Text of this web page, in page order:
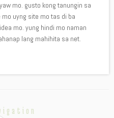
mo. gusto kong tanungin sa
uyng site mo tas di ba
mo. yung hindi mo naman
lang mahihita sa net.